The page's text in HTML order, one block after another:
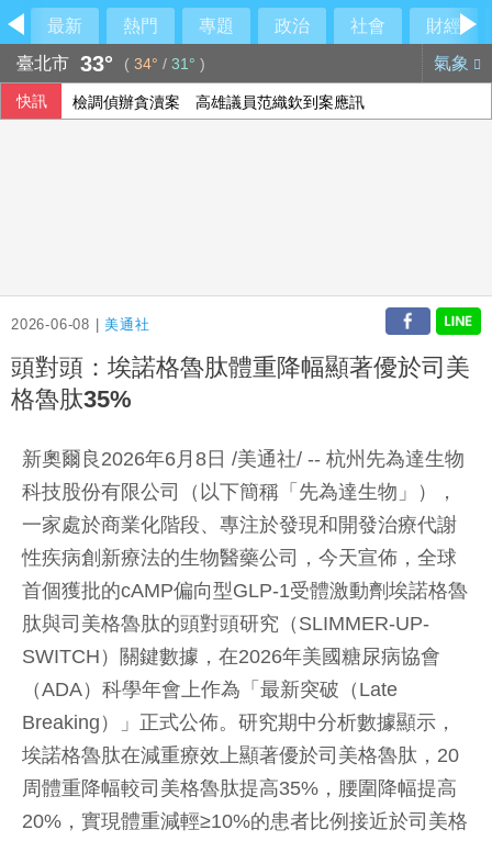
最新 熱門 專題 政治 社會
財經
臺北市 33° ( 34° / 31° ) 氣象
快訊 檢調偵辦貪瀆案 高雄議員范織欽到案應訊
2026-06-08 |美通社
頭對頭：埃諾格魯肽體重降幅顯著優於司美
格魯肽35%
新奧爾良2026年6月8日 /美通社/ -- 杭州先為達生物
科技股份有限公司（以下簡稱「先為達生物」），
一家處於商業化階段、專注於發現和開發治療代謝
性疾病創新療法的生物醫藥公司，今天宣佈，全球
首個獲批的cAMP偏向型GLP-1受體激動劑埃諾格魯
肽與司美格魯肽的頭對頭研究（SLIMMER-UP-
SWITCH）關鍵數據，在2026年美國糖尿病協會
（ADA）科學年會上作為「最新突破（Late
Breaking）」正式公佈。研究期中分析數據顯示，
埃諾格魯肽在減重療效上顯著優於司美格魯肽，20
周體重降幅較司美格魯肽提高35%，腰圍降幅提高
20%，實現體重減輕≥10%的患者比例接近於司美格